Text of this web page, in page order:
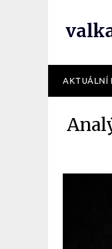
AKTUÁLNÍ